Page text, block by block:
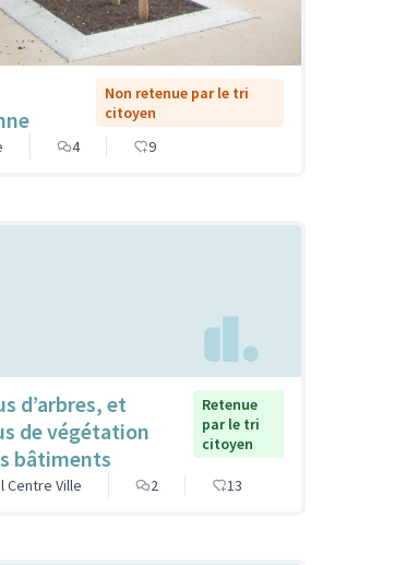
Non retenue par le tri
citoyen
4 9
d’arbres, et
de végétation
bâtiments
Retenue
par le tri
citoyen
Centre Ville 2 13